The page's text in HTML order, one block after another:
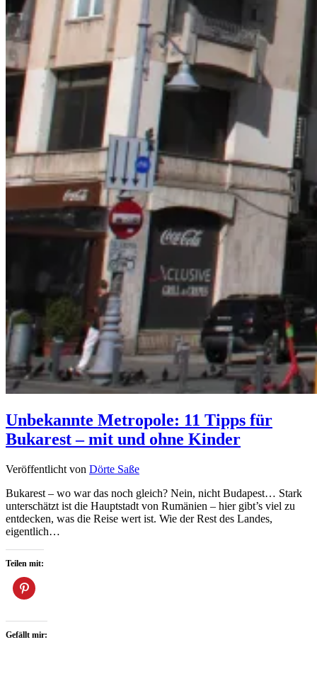
Unbekannte Metropole: 11 Tipps für
Bukarest – mit und ohne Kinder
Veröffentlicht von Dörte Saße
Bukarest – wo war das noch gleich? Nein, nicht Budapest… Stark
unterschätzt ist die Hauptstadt von Rumänien – hier gibt’s viel zu
entdecken, was die Reise wert ist. Wie der Rest des Landes,
eigentlich…
Teilen mit:
Gefällt mir: